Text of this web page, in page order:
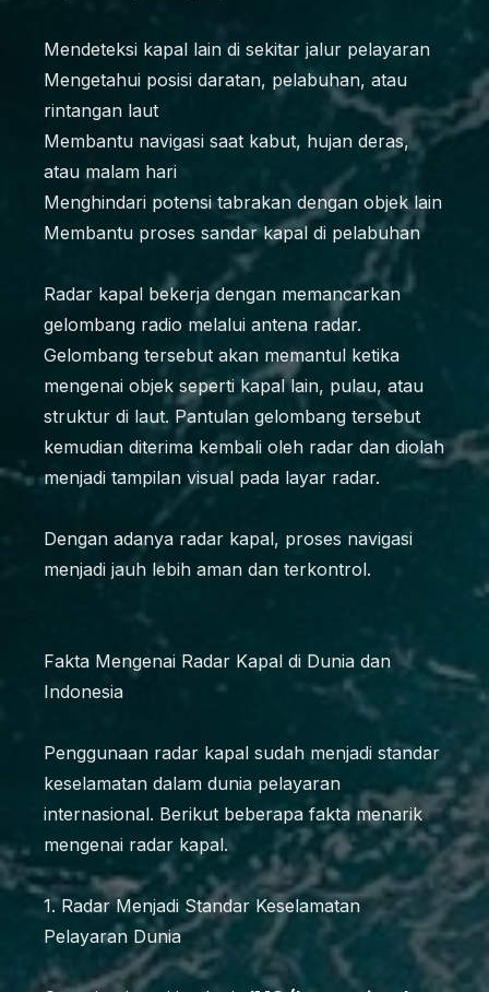
Mendeteksi kapal lain di sekitar jalur pelayaran
Mengetahui posisi daratan, pelabuhan, atau
rintangan laut
Membantu navigasi saat kabut, hujan deras,
atau malam hari
Menghindari potensi tabrakan dengan objek lain
Membantu proses sandar kapal di pelabuhan
Radar kapal bekerja dengan memancarkan
gelombang radio melalui antena radar.
Gelombang tersebut akan memantul ketika
mengenai objek seperti kapal lain, pulau, atau
struktur di laut. Pantulan gelombang tersebut
kemudian diterima kembali oleh radar dan diolah
menjadi tampilan visual pada layar radar.
Dengan adanya radar kapal, proses navigasi
menjadi jauh lebih aman dan terkontrol.
Fakta Mengenai Radar Kapal di Dunia dan
Indonesia
Penggunaan radar kapal sudah menjadi standar
keselamatan dalam dunia pelayaran
internasional. Berikut beberapa fakta menarik
mengenai radar kapal.
1. Radar Menjadi Standar Keselamatan
Pelayaran Dunia